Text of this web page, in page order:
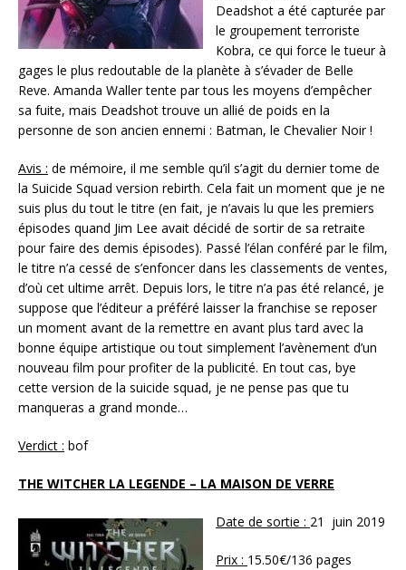
Deadshot a été capturée par
le groupement terroriste
Kobra, ce qui force le tueur à
gages le plus redoutable de la planète à s’évader de Belle
Reve. Amanda Waller tente par tous les moyens d’empêcher
sa fuite, mais Deadshot trouve un allié de poids en la
personne de son ancien ennemi : Batman, le Chevalier Noir !
Avis : de mémoire, il me semble qu’il s’agit du dernier tome de
la Suicide Squad version rebirth. Cela fait un moment que je ne
suis plus du tout le titre (en fait, je n’avais lu que les premiers
épisodes quand Jim Lee avait décidé de sortir de sa retraite
pour faire des demis épisodes). Passé l’élan conféré par le film,
le titre n’a cessé de s’enfoncer dans les classements de ventes,
d’où cet ultime arrêt. Depuis lors, le titre n’a pas été relancé, je
suppose que l’éditeur a préféré laisser la franchise se reposer
un moment avant de la remettre en avant plus tard avec la
bonne équipe artistique ou tout simplement l’avènement d’un
nouveau film pour profiter de la publicité. En tout cas, bye
cette version de la suicide squad, je ne pense pas que tu
manqueras a grand monde…
Verdict : bof
THE WITCHER LA LEGENDE – LA MAISON DE VERRE
Date de sortie : 21 juin 2019
Prix : 15.50€/136 pages